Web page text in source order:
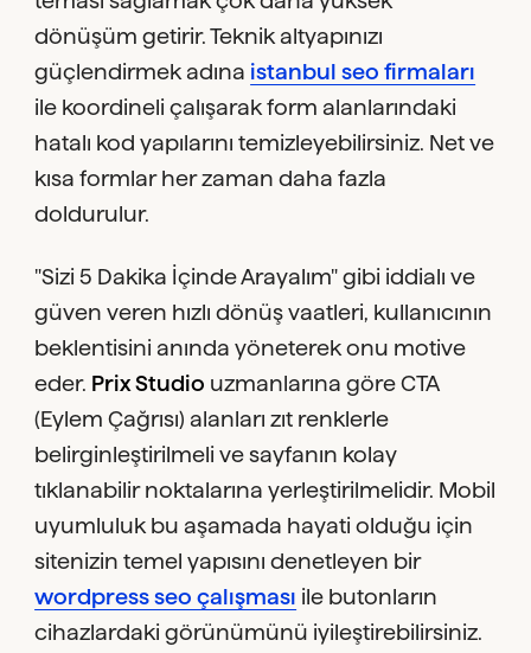
dönüşüm getirir. Teknik altyapınızı
güçlendirmek adına istanbul seo firmaları
ile koordineli çalışarak form alanlarındaki
hatalı kod yapılarını temizleyebilirsiniz. Net ve
kısa formlar her zaman daha fazla
doldurulur.
"Sizi 5 Dakika İçinde Arayalım" gibi iddialı ve
güven veren hızlı dönüş vaatleri, kullanıcının
beklentisini anında yöneterek onu motive
eder. Prix Studio uzmanlarına göre CTA
(Eylem Çağrısı) alanları zıt renklerle
belirginleştirilmeli ve sayfanın kolay
tıklanabilir noktalarına yerleştirilmelidir. Mobil
uyumluluk bu aşamada hayati olduğu için
sitenizin temel yapısını denetleyen bir
wordpress seo çalışması ile butonların
cihazlardaki görünümünü iyileştirebilirsiniz.